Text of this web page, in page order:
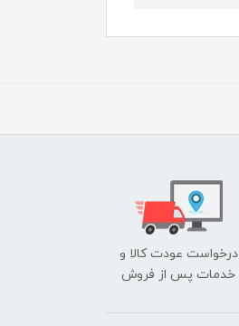
درخواست عودت کالا و
خدمات پس از فروش